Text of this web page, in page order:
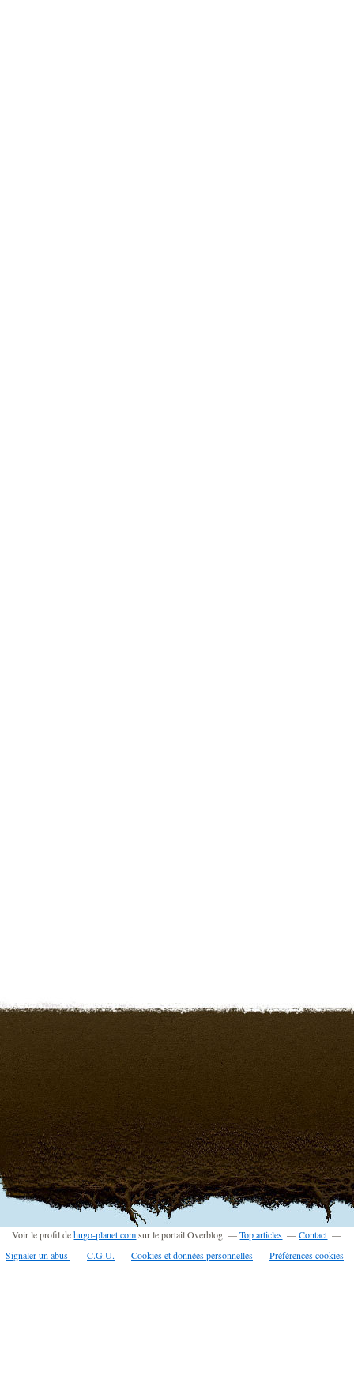
Voir le profil dehugo-planet.comsur le portail Overblog Top articles
Contact
Signaler un abus
C.G.U. Cookies et données personnelles Préférences cookies